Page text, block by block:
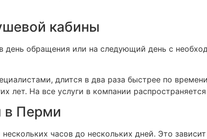
кабины
обращения или на следующий день с
длится в два раза быстрее по
лет. На все услуги в компании распространяется
в Перми
часов до нескольких дней. Это